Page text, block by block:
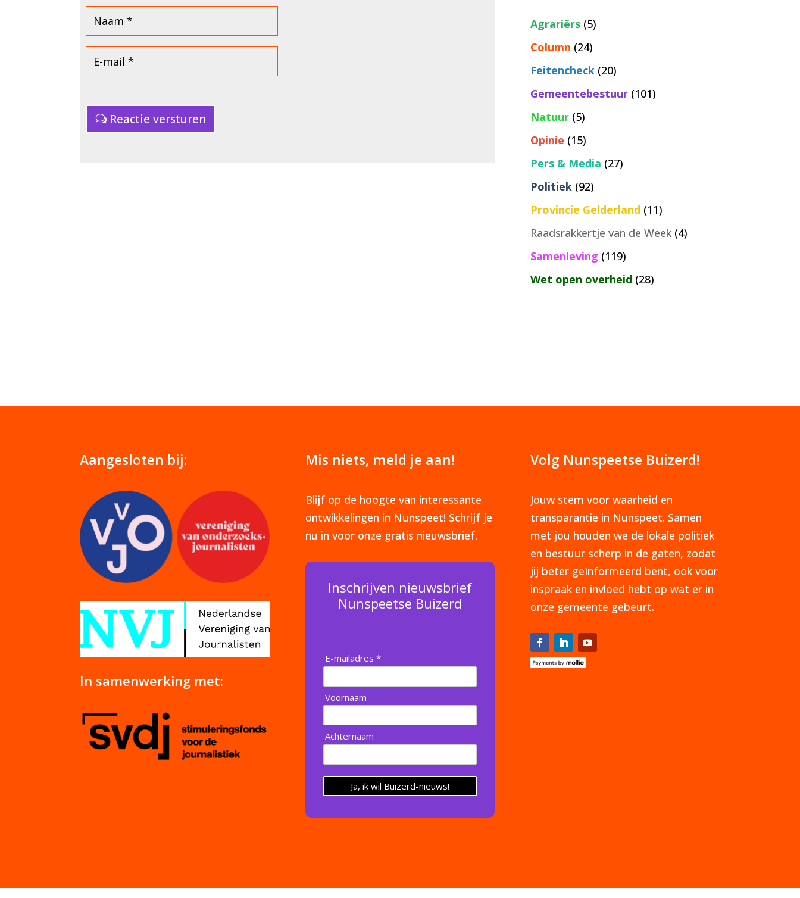
Reactie versturen
Agrariërs(5)
Column (24)
Feitencheck(20)
Gemeentebestuur(101)
Natuur(5)
Opinie (15)
Pers & Media (27)
Politiek(92)
Provincie Gelderland (11)
Raadsrakkertje van de Week(4)
Samenleving (119)
Wet open overheid (28)
Aangesloten bij:
In samenwerking met:
Mis niets, meld je aan!
Blijf op de hoogte van interessante
ontwikkelingen in Nunspeet! Schrijf je
nu in voor onze gratis nieuwsbrief.
Inschrijven nieuwsbrief
Nunspeetse Buizerd
E-mailadres *
Voornaam
Achternaam
Ja, ik wil Buizerd-nieuws!
Volg Nunspeetse Buizerd!
Jouw stem voor waarheid en
transparantie in Nunspeet. Samen
met jou houden we de lokale politiek
en bestuur scherp in de gaten, zodat
jij beter geïnformeerd bent, ook voor
inspraak en invloed hebt op wat er in
onze gemeente gebeurt.